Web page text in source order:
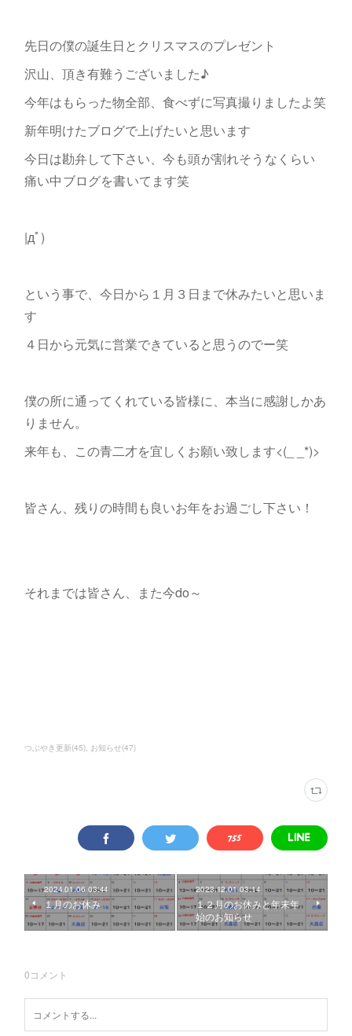
先日の僕の誕生日とクリスマスのプレゼント
沢山、頂き有難うございました♪
今年はもらった物全部、食べずに写真撮りましたよ笑
新年明けたブログで上げたいと思います
今日は勘弁して下さい、 今も頭が割れそうなくらい
痛い中ブログを書いてます笑
|дﾟ)
という事で、今日から１月３日まで休みたいと思いま
す
４日から元気に営業できていると思うのでー笑
僕の所に通ってくれている皆様に、本当に感謝しかあ
りません。
来年も、この青二才を宜しくお願い致します<(_ _*)>
皆さん、残りの時間も良いお年をお過ごし下さい！
それまでは皆さん、また今do～
つぶやき更新(45) お知らせ(47)
2024.01.06 03:44
１月のお休み
2023.12.01 03:14
１２月のお休みと年末年
始のお知らせ
0コメント